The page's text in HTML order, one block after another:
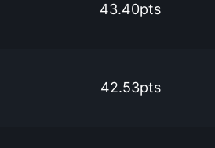
43.40pts
42.53pts